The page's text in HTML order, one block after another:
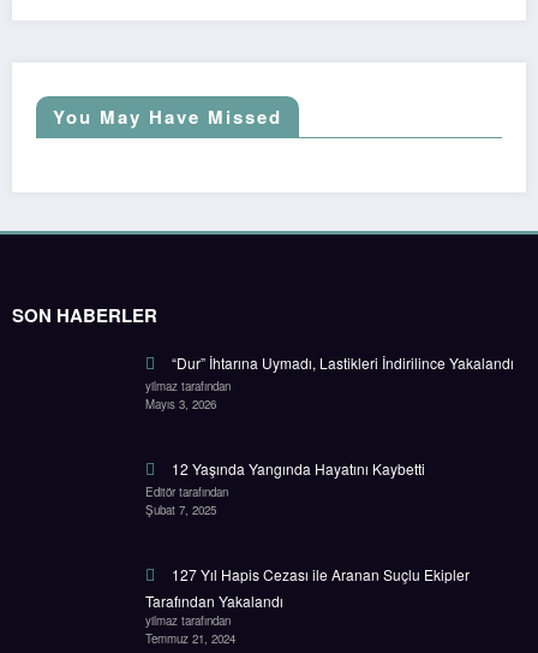
You May Have Missed
SON HABERLER
“Dur” İhtarına Uymadı, Lastikleri İndirilince Yakalandı
yilmaz tarafından
Mayıs 3, 2026
12 Yaşında Yangında Hayatını Kaybetti
Editör tarafından
Şubat 7, 2025
127 Yıl Hapis Cezası ile Aranan Suçlu Ekipler
Tarafından Yakalandı
yilmaz tarafından
Temmuz 21, 2024